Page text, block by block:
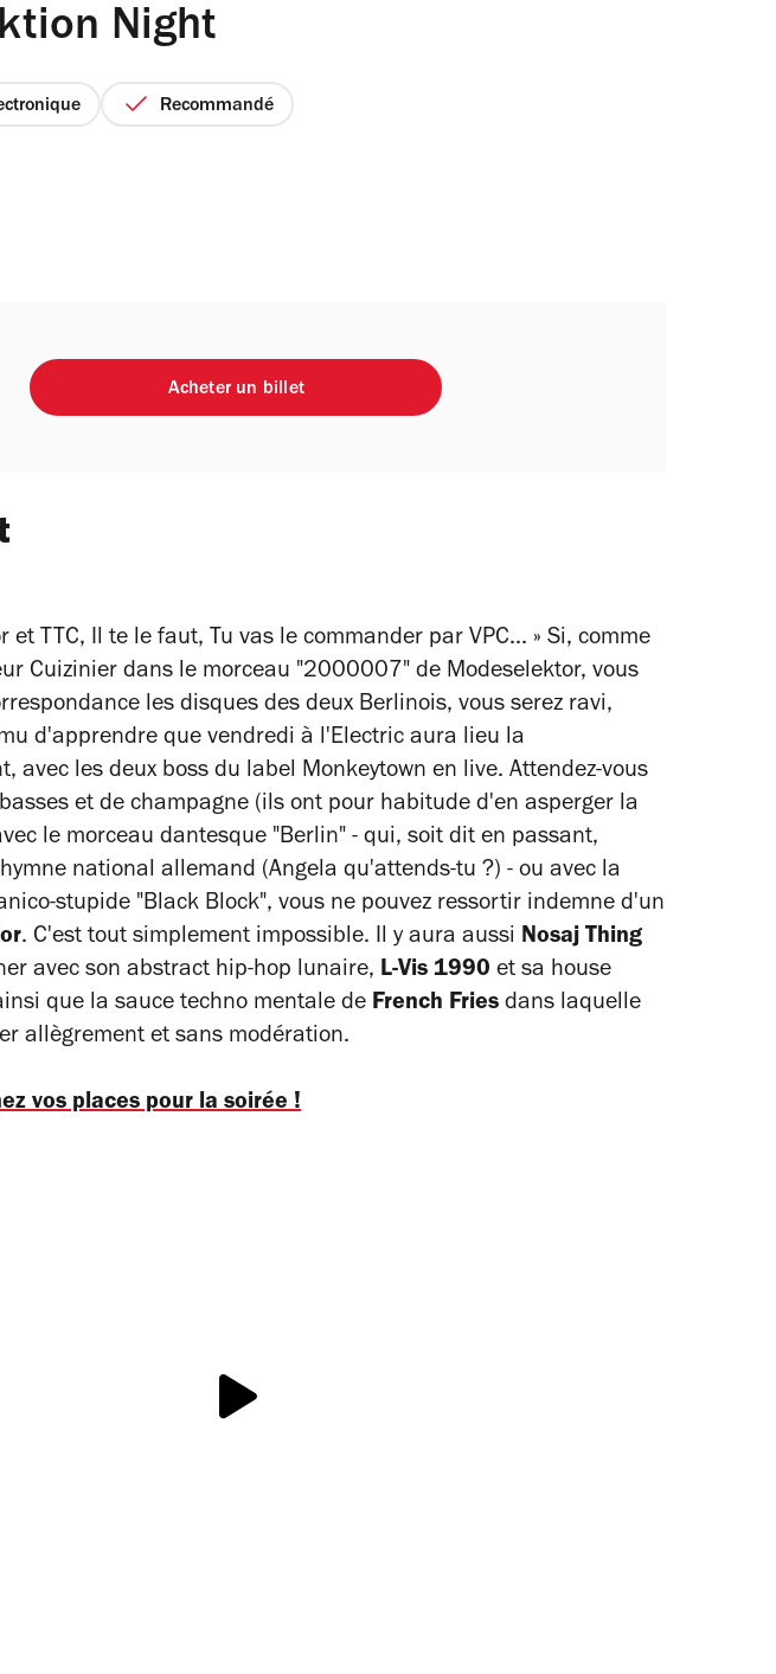
Night
Recommandé
Acheter un billet
et TTC, Il te le faut, Tu vas le commander par VPC... » Si, comme
Cuizinier dans le morceau "2000007" de Modeselektor, vous
les disques des deux Berlinois, vous serez ravi,
d'apprendre que vendredi à l'Electric aura lieu la
avec les deux boss du label Monkeytown en live. Attendez-vous
et de champagne (ils ont pour habitude d'en asperger la
le morceau dantesque "Berlin" - qui, soit dit en passant,
national allemand (Angela qu'attends-tu ?) - ou avec la
stupide "Black Block", vous ne pouvez ressortir indemne d'un
. C'est tout simplement impossible. Il y aura aussi Nosaj Thing
avec son abstract hip-hop lunaire, L-Vis 1990 et sa house
que la sauce techno mentale de French Fries dans laquelle
allègrement et sans modération.
vos places pour la soirée !